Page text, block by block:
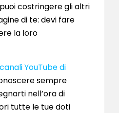
costringere gli altri
di te: devi fare
la loro
YouTube di
sempre
nell’ora di
tutte le tue doti